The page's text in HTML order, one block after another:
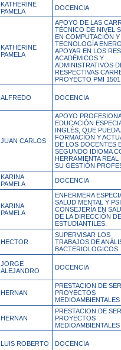
KATHERINE
PAMELA
DOCENCIA
KATHERINE
PAMELA
APOYO DE LAS
TÉCNICO DE NIVEL
EN COMPUTACIÓN Y
TECNOLOGÍA
APOYAR EN LOS
ACADÉMICOS Y
ADMINISTRATIVOS
RESPECTIVAS
PROYECTO PMI
ALFREDO DOCENCIA
JUAN CARLOS
APOYO
EDUCACIÓN
INGLÉS, QUE PUEDA
FORMACIÓN Y
DE LOS DOCENTES
SEGUNDO IDIOMA
HERRAMIENTA REAL
SU GESTIÓN
KARINA
PAMELA
DOCENCIA
KARINA
PAMELA
ENFERMERA
SALUD MENTAL Y
CONSEJERÍA EN
DE LA DIRECCIÓN
ESTUDIANTILES.
HECTOR
SUPERVISAR LOS
TRABAJOS DE
BACTERIOLOGICOS
JORGE
ALEJANDRO
DOCENCIA
HERNAN
PRESTACION DE
PROYECTOS
MEDIOAMBIENTALES
HERNAN
PRESTACION DE
PROYECTOS
MEDIOAMBIENTALES
LUIS ROBERTO DOCENCIA